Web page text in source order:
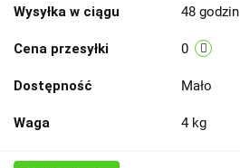
Wysyłka w ciągu 48 godzin
Cena przesyłki 0
Dostępność Mało
Waga 4 kg